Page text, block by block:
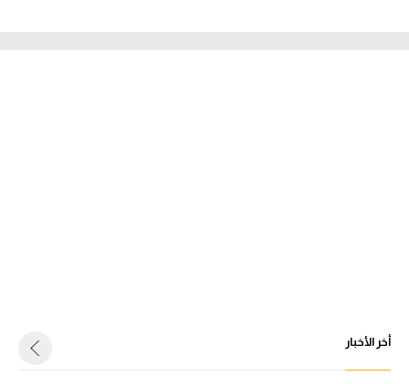
أخر الأخبار